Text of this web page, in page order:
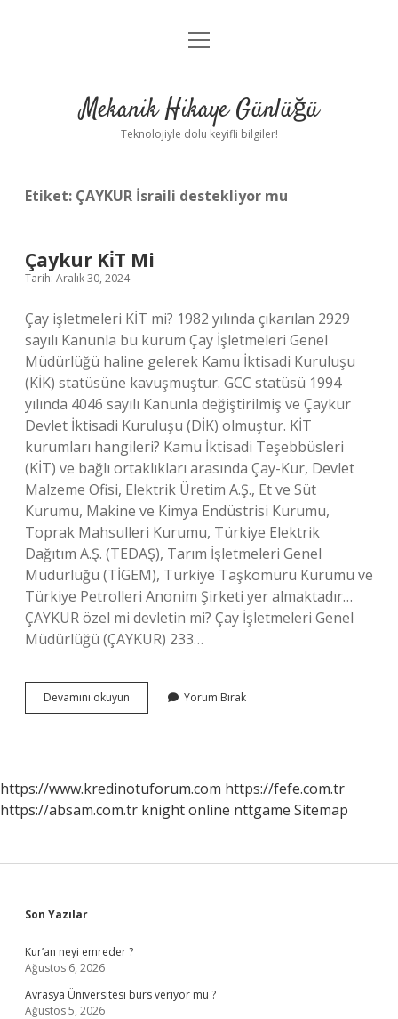
Anasayfa
Yasal Uyarı
menüyü
Mekanik Hikaye Günlüğü
Teknolojiyle dolu keyifli bilgiler!
Etiket: ÇAYKUR İsraili destekliyor mu
Çaykur Ki̇T Mi
Tarih: Aralık 30, 2024
Çay işletmeleri KİT mi? 1982 yılında çıkarılan 2929
sayılı Kanunla bu kurum Çay İşletmeleri Genel
Müdürlüğü haline gelerek Kamu İktisadi Kuruluşu
(KİK) statüsüne kavuşmuştur. GCC statüsü 1994
yılında 4046 sayılı Kanunla değiştirilmiş ve Çaykur
Devlet İktisadi Kuruluşu (DİK) olmuştur. KİT
kurumları hangileri? Kamu İktisadi Teşebbüsleri
(KİT) ve bağlı ortaklıkları arasında Çay-Kur, Devlet
Malzeme Ofisi, Elektrik Üretim A.Ş., Et ve Süt
Kurumu, Makine ve Kimya Endüstrisi Kurumu,
Toprak Mahsulleri Kurumu, Türkiye Elektrik
Dağıtım A.Ş. (TEDAŞ), Tarım İşletmeleri Genel
Müdürlüğü (TİGEM), Türkiye Taşkömürü Kurumu ve
Türkiye Petrolleri Anonim Şirketi yer almaktadır…
ÇAYKUR özel mi devletin mi? Çay İşletmeleri Genel
Müdürlüğü (ÇAYKUR) 233…
Devamını okuyun
Ki̇T
Yorum Bırak
https://www.kredinotuforum.com https://fefe.com.tr
https://absam.com.tr knight online nttgame Sitemap
Sidebar
Son Yazılar
Kur’an neyi emreder ?
Ağustos 6, 2026
Avrasya Üniversitesi burs veriyor mu ?
Ağustos 5, 2026